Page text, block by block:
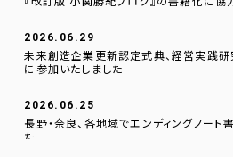
2026.06.29
未来創造企業更新認定式典、経営実践
に参加いたしました
2026.06.25
長野・奈良、各地域でエンディングノート
た